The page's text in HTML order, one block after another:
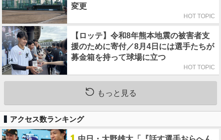
変更
HOT TOPIC
【ロッテ】令和8年熊本地震の被害者支
援のために寄付／8月4日には選手たちが
募金箱を持って球場に立つ
HOT TOPIC
もっと見る
アクセス数ランキング